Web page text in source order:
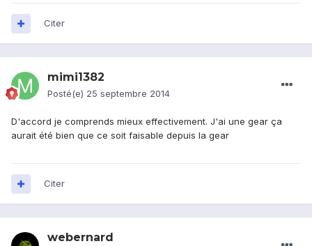
Citer
mimi1382
Posté(e) 25 septembre 2014
D'accord je comprends mieux effectivement. J'ai une gear ça
aurait été bien que ce soit faisable depuis la gear
Citer
webernard